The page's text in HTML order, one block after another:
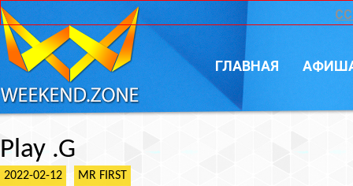
ГЛАВНАЯ
Play .G
2022-02-12 MR FIRST